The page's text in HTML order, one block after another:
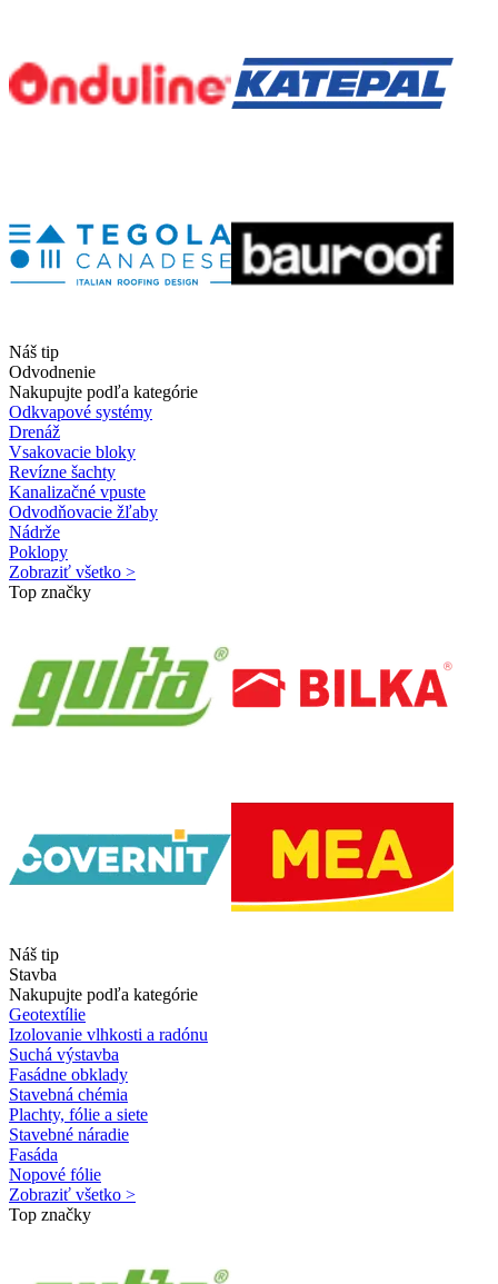
Náš tip
Odvodnenie
Nakupujte podľa kategórie
Odkvapové systémy
Drenáž
Vsakovacie bloky
Revízne šachty
Kanalizačné vpuste
Odvodňovacie žľaby
Nádrže
Poklopy
Zobraziť všetko >
Top značky
Náš tip
Stavba
Nakupujte podľa kategórie
Geotextílie
Izolovanie vlhkosti a radónu
Suchá výstavba
Fasádne obklady
Stavebná chémia
Plachty, fólie a siete
Stavebné náradie
Fasáda
Nopové fólie
Zobraziť všetko >
Top značky